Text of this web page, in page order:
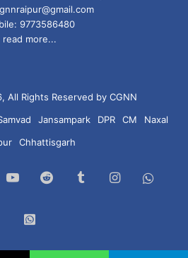
9773586480
read more...
All Rights Reserved by CGNN
Jansampark DPR CM
Naxal
Chhattisgarh
YouTubeReddit TumblrInstagram
Group